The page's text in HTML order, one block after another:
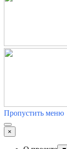
Пропустить меню
×